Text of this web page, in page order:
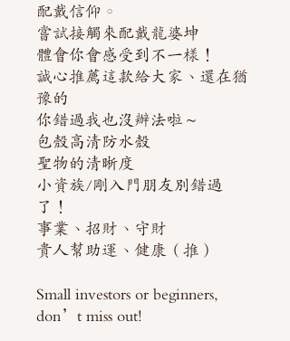
配戴信仰。
嘗試接觸來配戴龍婆坤
體會你會感受到不一樣！
誠心推薦這款給大家、還在猶
豫的
你錯過我也沒辦法啦～
包殼高清防水殼
聖物的清晰度
小資族/剛入門朋友別錯過
了！
事業、招財、守財
貴人幫助運、健康（推）
Small investors or beginners,
don’t miss out!